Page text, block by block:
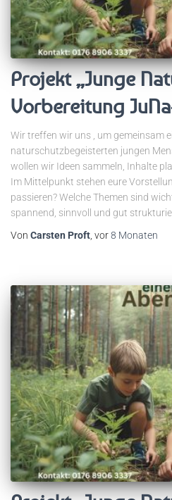
Projekt „Junge
Vorbereitung
Wir treffen wir uns , um gemeinsam
naturschutzbegeisterten jungen
wollen wir Ideen sammeln, Inhalte
Im Mittelpunkt stehen eure
passieren? Welche Themen sind
spannend, sinnvoll und gut
Von Carsten Proft, vor8 Monaten